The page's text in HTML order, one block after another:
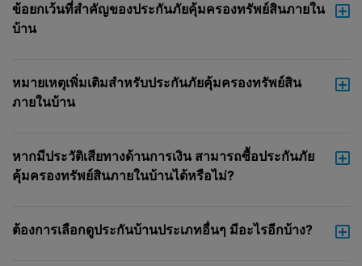
เป็นการรับรอง การอนุมัติ การแนะนำหรือการ
หรือบริการสำหรับการใช้งาน (ส่วนบุคคล)
ของท่าน เนื้อหาของการเปรียบเทียบ (หรือส่วน
หากในท้ายที่สุด ท่านตัดสินใจที่จะซื้อ
นั้น บริษัทไม่มีความรับผิดชอบหรือรับผิดต่อ
ข้อยกเว้นที่สำคัญของประกันภัยคุ้มครองทรัพย์สินภายใน
บ้าน
หมายเหตุเพิ่มเติมสำหรับประกันภัยคุ้มครองทรัพย์สิน
ภายในบ้าน
หากมีประวัติเสียทางด้านการเงิน สามารถซื้อประกันภัย
คุ้มครองทรัพย์สินภายในบ้านได้หรือไม่?
ต้องการเลือกดูประกันบ้านประเภทอื่นๆ มีอะไรอีกบ้าง?